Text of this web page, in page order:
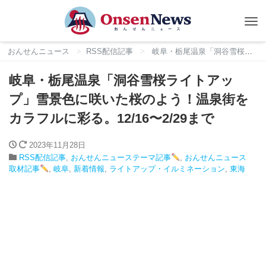
おんせんニュース RSS配信記事 岐阜・栃尾温泉「洞谷雪桜ライトアップ」雪景色に咲いた桜のよう！温泉街をカラフルに彩る。12/16〜2/29まで
岐阜・栃尾温泉「洞谷雪桜ライトアッ
プ」雪景色に咲いた桜のよう！温泉街を
カラフルに彩る。12/16〜2/29まで
2023年11月28日
RSS配信記事, おんせんニューステーマ記事 , おんせんニュース
取材記事
, 岐阜, 新着情報, ライトアップ・イルミネーション, 東海